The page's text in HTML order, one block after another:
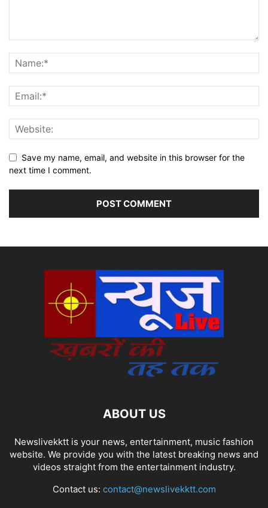
Save my name, email, and website in this browser for the
next time I comment.
ABOUT US
Newslivekktt is your news, entertainment, music fashion
website. We provide you with the latest breaking news and
videos straight from the entertainment industry.
Contact us: contact@newslivekktt.com